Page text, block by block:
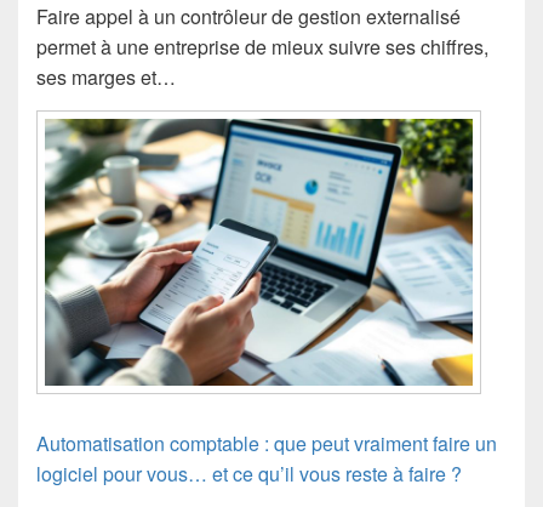
Faire appel à un contrôleur de gestion externalisé
permet à une entreprise de mieux suivre ses chiffres,
ses marges et…
Automatisation comptable : que peut vraiment faire un
logiciel pour vous… et ce qu’il vous reste à faire ?